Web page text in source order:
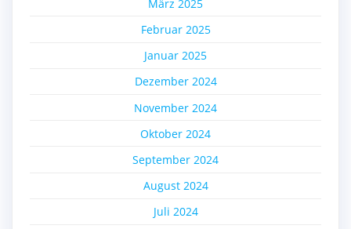
März 2025
Februar 2025
Januar 2025
Dezember 2024
November 2024
Oktober 2024
September 2024
August 2024
Juli 2024